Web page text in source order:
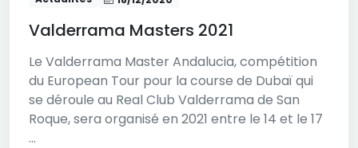
Valderrama Masters 2021
Le Valderrama Master Andalucia, compétition
du European Tour pour la course de Dubaï qui
se déroule au Real Club Valderrama de San
Roque, sera organisé en 2021 entre le 14 et le 17
...